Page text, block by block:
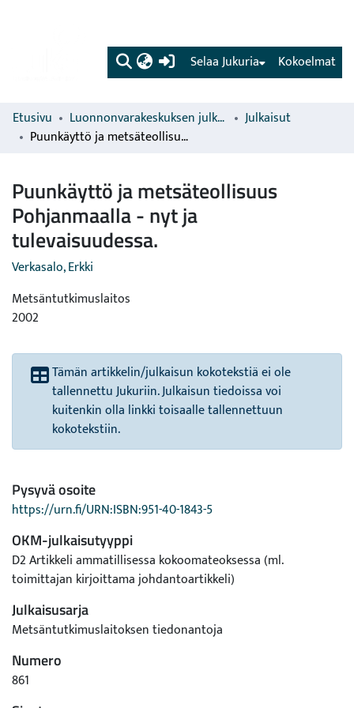
(current) Kokoelmat
Selaa Jukuria
Etusivu Luonnonvarakeskuksen julkaisut
Julkaisut
Puunkäyttö ja metsäteollisuus Pohjanmaalla - nyt ja tulevaisuudessa.
Puunkäyttö ja metsäteollisuus
Pohjanmaalla - nyt ja
tulevaisuudessa.
Verkasalo, Erkki
Metsäntutkimuslaitos
2002
Tämän artikkelin/julkaisun kokotekstiä ei ole
tallennettu Jukuriin. Julkaisun tiedoissa voi
kuitenkin olla linkki toisaalle tallennettuun
kokotekstiin.
Pysyvä osoite
https://urn.fi/URN:ISBN:951-40-1843-5
OKM-julkaisutyyppi
D2 Artikkeli ammatillisessa kokoomateoksessa (ml.
toimittajan kirjoittama johdantoartikkeli)
Julkaisusarja
Metsäntutkimuslaitoksen tiedonantoja
Numero
861